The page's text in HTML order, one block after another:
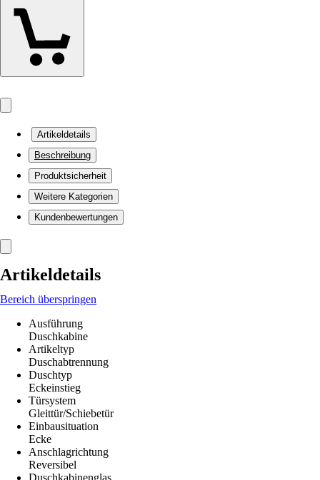
Artikeldetails
Beschreibung
Produktsicherheit
Weitere Kategorien
Kundenbewertungen
Artikeldetails
Bereich überspringen
Ausführung
Duschkabine
Artikeltyp
Duschabtrennung
Duschtyp
Eckeinstieg
Türsystem
Gleittür/Schiebetür
Einbausituation
Ecke
Anschlagrichtung
Reversibel
Duschkabinenglas